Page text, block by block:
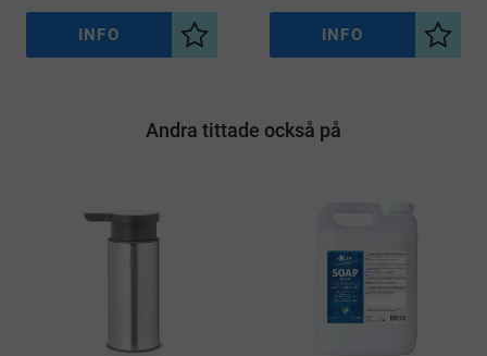
Lägg till i önskelista
INFO
Lägg
INFO
Andra tittade också på